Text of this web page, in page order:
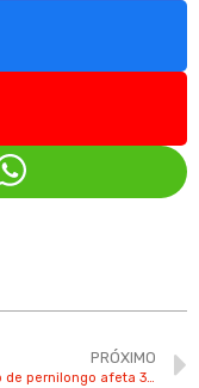
PRÓXIMO
Infestação de pernilongo afeta 36 bairros de Valinhos